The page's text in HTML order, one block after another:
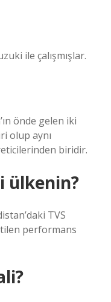
ile çalışmışlar.
önde gelen iki
olup aynı
biridir.
ülkenin?
TVS
performans